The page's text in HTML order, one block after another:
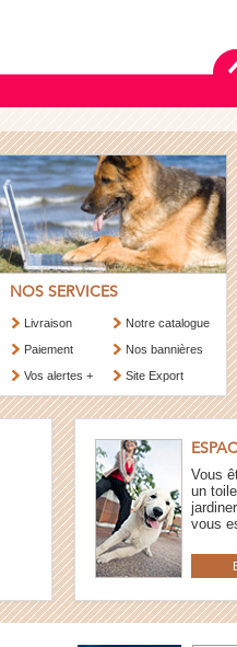
NOS SERVICES
Livraison
Paiement
Vos alertes +
Notre catalogue
Nos bannières
Site Export
Vous
un
vous